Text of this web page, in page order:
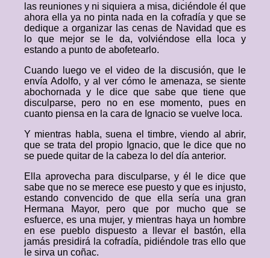
las reuniones y ni siquiera a misa, diciéndole él que
ahora ella ya no pinta nada en la cofradía y que se
dedique a organizar las cenas de Navidad que es
lo que mejor se le da, volviéndose ella loca y
estando a punto de abofetearlo.
Cuando luego ve el video de la discusión, que le
envía Adolfo, y al ver cómo le amenaza, se siente
abochornada y le dice que sabe que tiene que
disculparse, pero no en ese momento, pues en
cuanto piensa en la cara de Ignacio se vuelve loca.
Y mientras habla, suena el timbre, viendo al abrir,
que se trata del propio Ignacio, que le dice que no
se puede quitar de la cabeza lo del día anterior.
Ella aprovecha para disculparse, y él le dice que
sabe que no se merece ese puesto y que es injusto,
estando convencido de que ella sería una gran
Hermana Mayor, pero que por mucho que se
esfuerce, es una mujer, y mientras haya un hombre
en ese pueblo dispuesto a llevar el bastón, ella
jamás presidirá la cofradía, pidiéndole tras ello que
le sirva un coñac.